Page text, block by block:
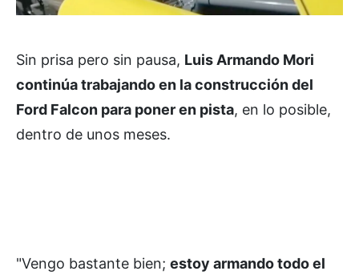
Sin prisa pero sin pausa, Luis Armando Mori
continúa trabajando en la construcción del
Ford Falcon para poner en pista, en lo posible,
dentro de unos meses.
"Vengo bastante bien; estoy armando todo el